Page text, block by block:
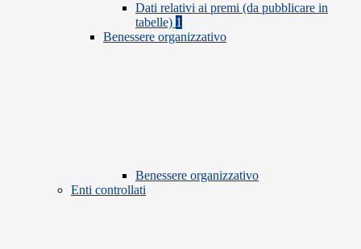
Dati relativi ai premi (da pubblicare in
tabelle) 1
Benessere organizzativo
Benessere organizzativo
Enti controllati